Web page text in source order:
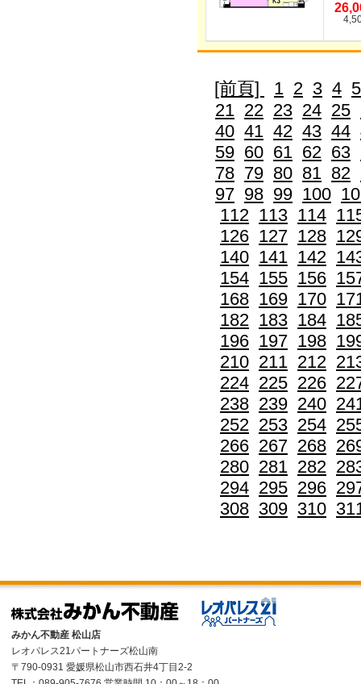
[前頁] 1 2 3 4 5
21 22 23 24 25
40 41 42 43 44
59 60 61 62 63
78 79 80 81 82
97 98 99 100
112 113 114
126 127 128
140 141 142
154 155 156
168 169 170
182 183 184
196 197 198
210 211 212
224 225 226
238 239 240
252 253 254
266 267 268
280 281 282
294 295 296
308 309 310
みかん不動産 松山店
レオパレス21パートナーズ松山南
〒790-0931 愛媛県松山市西石井4丁目2-2